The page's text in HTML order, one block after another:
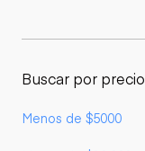
Buscar por precio
Menos de $5000